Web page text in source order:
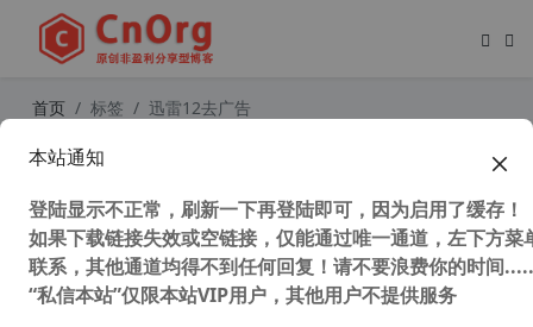
首页 标签 迅雷12去广告
下载和云盘
本站通知
登陆显示不正常，刷新一下再登陆即可，因为启用了缓存！
如果下载链接失效或空链接，仅能通过唯一通道，左下方菜
联系，其他通道均得不到任何回复！请不要浪费你的时间
“私信本站”仅限本站VIP用户，其他用户不提供服务